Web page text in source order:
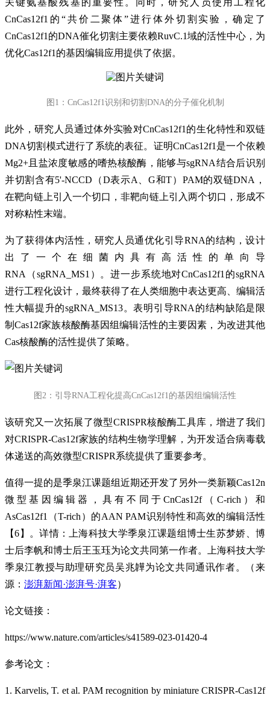
CnCas12f1的“共价二聚体”进行体外切割实验，确定了
CnCas12f1的DNA催化切割主要依赖RuvC.1域的活性中心，为
优化Cas12f1的基因编辑应用提供了依据。
图1：CnCas12f1识别和切割DNA的分子催化机制
此外，研究人员通过体外实验对CnCas12f1的生化特性和双链
DNA切割模式进行了系统的表征。证明CnCas12f1是一个依赖
Mg2+且盐浓度敏感的嗜热核酸酶，能够与sgRNA结合后识别
并切割含有5'-NCCD（D表示A、G和T）PAM的双链DNA，
在靶向链上引入一个切口，非靶向链上引入两个切口，形成不
对称粘性末端。
为了获得体内活性，研究人员通优化引导RNA的结构，设计
出了一个在细菌内具有高活性的单向导
RNA（sgRNA_MS1）。进一步系统地对CnCas12f1的sgRNA
进行工程化设计，最终获得了在人类细胞中表达更高、编辑活
性大幅提升的sgRNA_MS13。表明引导RNA的结构缺陷是限
制Cas12f家族核酸酶基因组编辑活性的主要因素，为改进其他
Cas核酸酶的活性提供了策略。
图2：引导RNA工程化提高CnCas12f1的基因组编辑活性
该研究又一次拓展了微型CRISPR核酸酶工具库，增进了我们
对CRISPR-Cas12f家族的结构生物学理解，为开发适合病毒载
体递送的高效微型CRISPR系统提供了重要参考。
值得一提的是季泉江课题组近期还开发了另外一类新颖Cas12n
微型基因编辑器，具有不同于CnCas12f（C-rich）和
AsCas12f1（T-rich）的AAN PAM识别特性和高效的编辑活性
【6】。详情：上海科技大学季泉江课题组博士生苏梦娇、博
士后李帆和博士后王玉珏为论文共同第一作者。上海科技大学
季泉江教授与助理研究员吴兆韡为论文共同通讯作者。（来
源： 澎湃新闻·澎湃号·湃客）
论文链接：
https://www.nature.com/articles/s41589-023-01420-4
参考论文：
1. Karvelis, T. et al. PAM recognition by miniature CRISPR-Cas12f